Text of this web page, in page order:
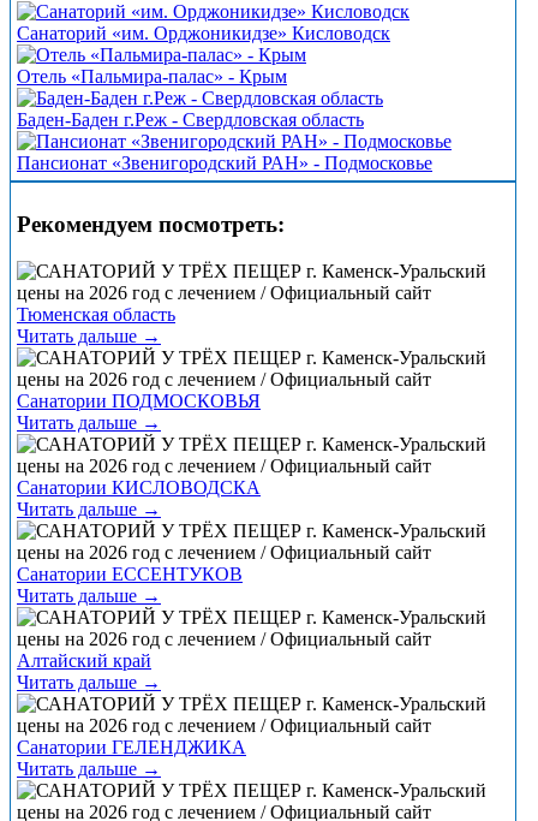
Санаторий «им. Орджоникидзе» Кисловодск
Отель «Пальмира-палас» - Крым
Баден-Баден г.Реж - Свердловская область
Пансионат «Звенигородский РАН» - Подмосковье
Рекомендуем посмотреть:
Тюменская область
Читать дальше →
Санатории ПОДМОСКОВЬЯ
Читать дальше →
Санатории КИСЛОВОДСКА
Читать дальше →
Санатории ЕССЕНТУКОВ
Читать дальше →
Алтайский край
Читать дальше →
Санатории ГЕЛЕНДЖИКА
Читать дальше →